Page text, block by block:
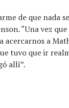
de que nada
“Una vez
a
tuvo que ir
allí”.